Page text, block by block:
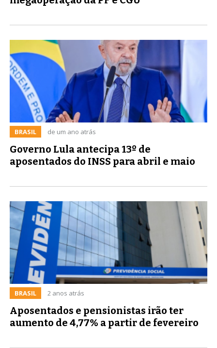
BRASIL de um ano atrás
Governo Lula antecipa 13º de
aposentados do INSS para abril e maio
BRASIL 2 anos atrás
Aposentados e pensionistas irão ter
aumento de 4,77% a partir de fevereiro